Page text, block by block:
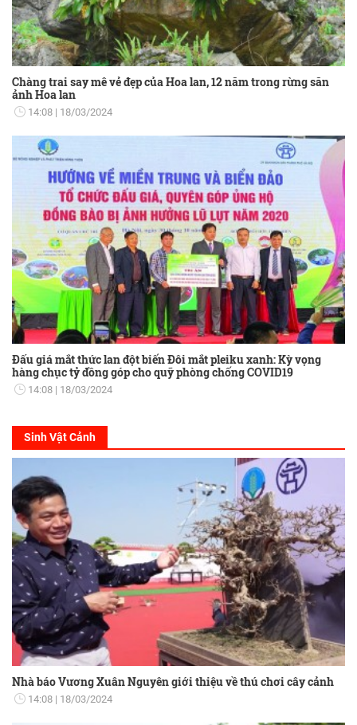
Chàng trai say mê vẻ đẹp của Hoa lan, 12 năm trong rừng săn
ảnh Hoa lan
14:08 18/03/2024
Đấu giá mắt thức lan đột biến Đôi mắt pleiku xanh: Kỳ vọng
hàng chục tỷ đồng góp cho quỹ phòng chống COVID19
14:08 18/03/2024
Sinh Vật Cảnh
Nhà báo Vương Xuân Nguyên giới thiệu về thú chơi cây cảnh
14:08 18/03/2024